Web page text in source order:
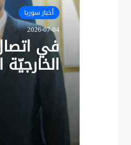
أخبار سوريا
2026-07-04
في
نظيره